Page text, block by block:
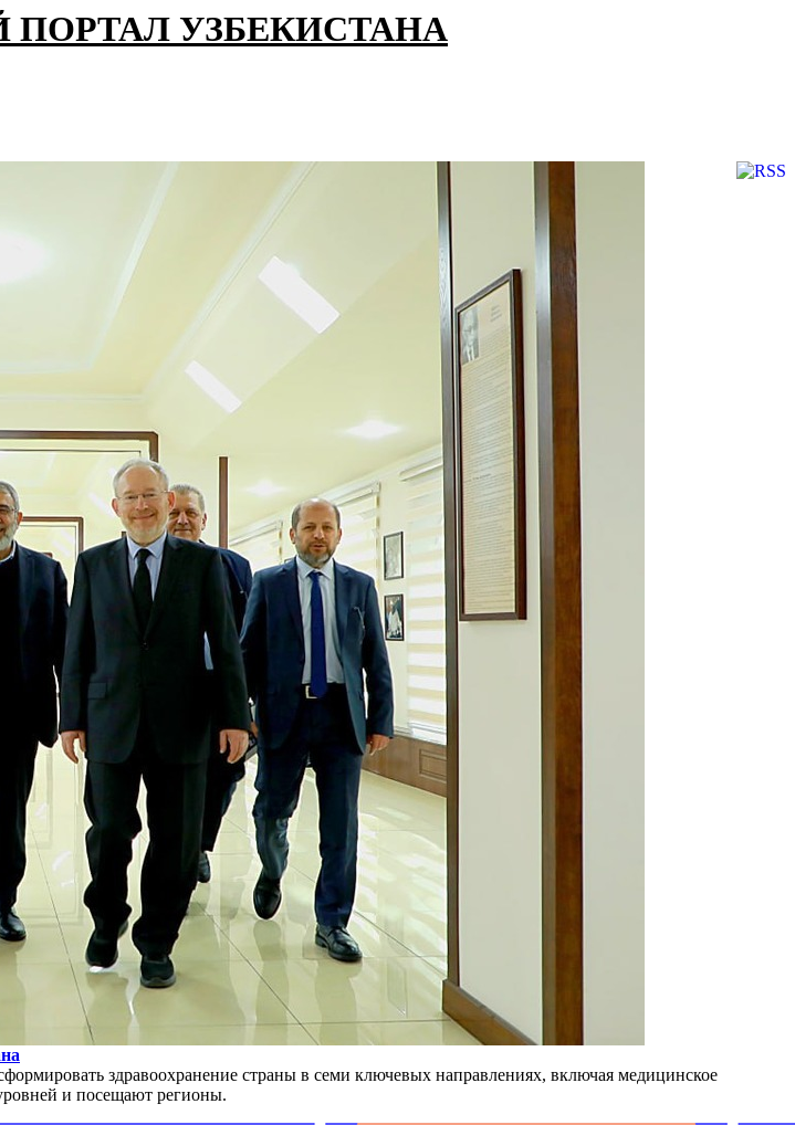
УЗБЕКИСТАНА
здравоохранение страны в семи ключевых направлениях, включая медицинское
и посещают регионы.